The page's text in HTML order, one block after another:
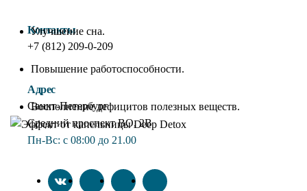
Контакты
+7 (812) 209-0-209
Адрес
Санкт-Петербург
Средний проспект ВО, 2В
Пн-Вc: с 08:00 до 21.00
Улучшение сна.
Повышение работоспособности.
Восполнение дефицитов полезных веществ.
Инфузионная терапия в